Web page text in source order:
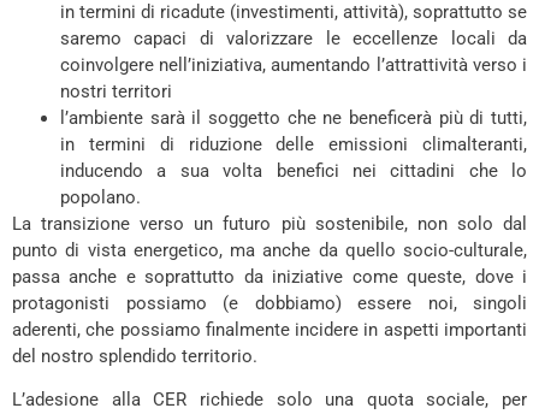
in termini di ricadute (investimenti, attività), soprattutto se
saremo capaci di valorizzare le eccellenze locali da
coinvolgere nell’iniziativa, aumentando l’attrattività verso i
nostri territori
l’ambiente sarà il soggetto che ne beneficerà più di tutti,
in termini di riduzione delle emissioni climalteranti,
inducendo a sua volta benefici nei cittadini che lo
popolano.
La transizione verso un futuro più sostenibile, non solo dal
punto di vista energetico, ma anche da quello socio-culturale,
passa anche e soprattutto da iniziative come queste, dove i
protagonisti possiamo (e dobbiamo) essere noi, singoli
aderenti, che possiamo finalmente incidere in aspetti importanti
del nostro splendido territorio.
L’adesione alla CER richiede solo una quota sociale, per